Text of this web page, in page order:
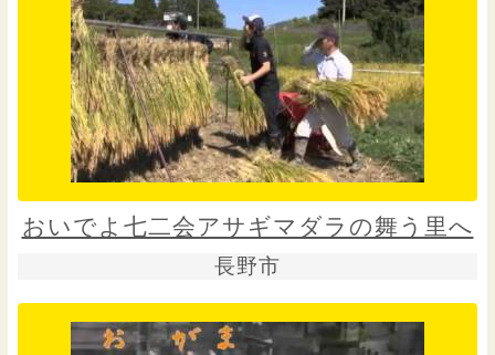
おいでよ七二会アサギマダラの舞う里へ
長野市